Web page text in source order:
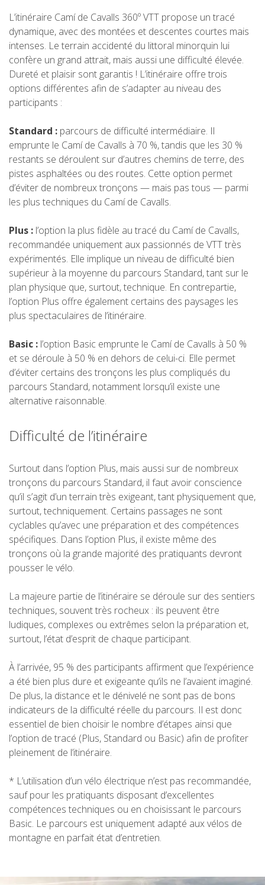
VTT
6 ÉTAPES
4 ÉTAPES
3 ÉTAPES
TRAIL RUNNING
8 ÉTAPES
7 ÉTAPES
5 ÉTAPES
4 ÉTAPES
NON-STOP
NORMES ET CRITÈRES DE VALIDATION
CLASSEMENT
SERVICE D’ASSISTANCE
SERVICES INCLUS
HÉBERGEMENT
RÈGLEMENT
QUI SOMMES-NOUS
L’itinéraire Camí de Cavalls 360º VTT propose un tracé
dynamique, avec des montées et descentes courtes mais
intenses. Le terrain accidenté du littoral minorquin lui
confère un grand attrait, mais aussi une difficulté élevée.
Dureté et plaisir sont garantis ! L’itinéraire offre trois
options différentes afin de s’adapter au niveau des
participants :
Standard : parcours de difficulté intermédiaire. Il
emprunte le Camí de Cavalls à 70 %, tandis que les 30 %
restants se déroulent sur d’autres chemins de terre, des
pistes asphaltées ou des routes. Cette option permet
d’éviter de nombreux tronçons — mais pas tous — parmi
les plus techniques du Camí de Cavalls.
Plus : l’option la plus fidèle au tracé du Camí de Cavalls,
recommandée uniquement aux passionnés de VTT très
expérimentés. Elle implique un niveau de difficulté bien
supérieur à la moyenne du parcours Standard, tant sur le
plan physique que, surtout, technique. En contrepartie,
l’option Plus offre également certains des paysages les
plus spectaculaires de l’itinéraire.
Basic : l’option Basic emprunte le Camí de Cavalls à 50 %
et se déroule à 50 % en dehors de celui-ci. Elle permet
d’éviter certains des tronçons les plus compliqués du
parcours Standard, notamment lorsqu’il existe une
alternative raisonnable.
Difficulté de l’itinéraire
Surtout dans l’option Plus, mais aussi sur de nombreux
tronçons du parcours Standard, il faut avoir conscience
qu’il s’agit d’un terrain très exigeant, tant physiquement que,
surtout, techniquement. Certains passages ne sont
cyclables qu’avec une préparation et des compétences
spécifiques. Dans l’option Plus, il existe même des
tronçons où la grande majorité des pratiquants devront
pousser le vélo.
La majeure partie de l’itinéraire se déroule sur des sentiers
techniques, souvent très rocheux : ils peuvent être
ludiques, complexes ou extrêmes selon la préparation et,
surtout, l’état d’esprit de chaque participant.
À l’arrivée, 95 % des participants affirment que l’expérience
a été bien plus dure et exigeante qu’ils ne l’avaient imaginé.
De plus, la distance et le dénivelé ne sont pas de bons
indicateurs de la difficulté réelle du parcours. Il est donc
essentiel de bien choisir le nombre d’étapes ainsi que
l’option de tracé (Plus, Standard ou Basic) afin de profiter
pleinement de l’itinéraire.
* L’utilisation d’un vélo électrique n’est pas recommandée,
sauf pour les pratiquants disposant d’excellentes
compétences techniques ou en choisissant le parcours
Basic. Le parcours est uniquement adapté aux vélos de
montagne en parfait état d’entretien.